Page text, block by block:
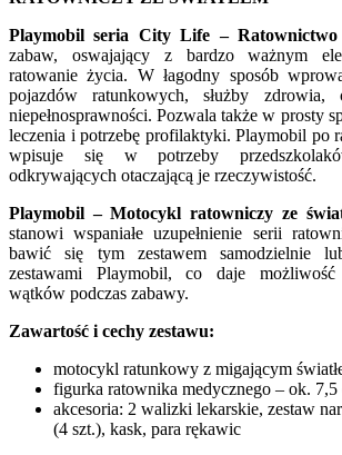
Playmobil seria City Life – Ratownictwo
zabaw, oswajający z bardzo ważnym
ratowanie życia. W łagodny sposób
pojazdów ratunkowych, służby
niepełnosprawności. Pozwala także w prosty
leczenia i potrzebę profilaktyki. Playmobil po
wpisuje się w potrzeby
odkrywających otaczającą je rzeczywistość.
Playmobil – Motocykl ratowniczy ze
stanowi wspaniałe uzupełnienie serii
bawić się tym zestawem samodzielnie
zestawami Playmobil, co daje
wątków podczas zabawy.
Zawartość i cechy zestawu:
motocykl ratunkowy z migającym
figurka ratownika medycznego – ok. 7,5
akcesoria: 2 walizki lekarskie, zestaw
(4 szt.), kask, para rękawic